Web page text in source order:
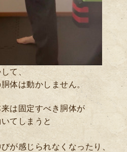
て、
体は動かしません。
は固定すべき胴体が
てしまうと
が感じられなくなったり、